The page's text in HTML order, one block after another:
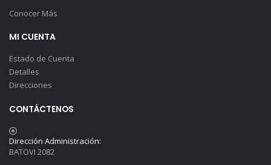
Conocer Más
MI CUENTA
Estado de Cuenta
Detalles
Direcciones
CONTÁCTENOS
Dirección Administración:
BATOVI 2082